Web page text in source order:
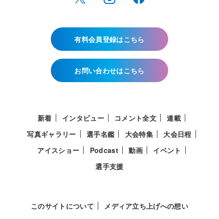
有料会員登録はこちら
お問い合わせはこちら
新着 インタビュー コメント全文
連載
写真ギャラリー
選手名鑑 大会特集
大会日程
アイスショー
Podcast 動画
イベント
選手支援
このサイトについて メディア立ち上げへの想い